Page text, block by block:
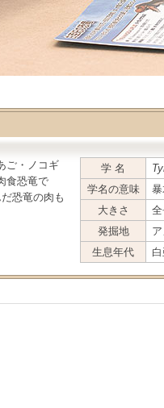
ご・ノコギ
食恐竜で
恐竜の肉も
学 名
学名の意味
大きさ
発掘地
生息年代